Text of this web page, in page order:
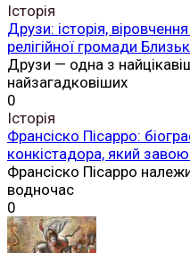
Історія
Друзи: історія,
релігійної громади
Друзи — одна з
найзагадковіших
0
Історія
Франсіско Пісарро:
конкістадора, який
Франсіско Пісарро
водночас
0